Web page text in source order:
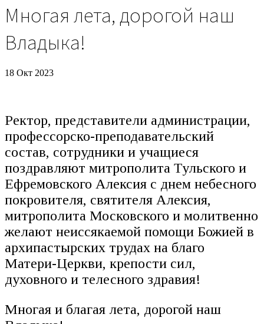
Многая лета, дорогой наш
Владыка!
18 Окт 2023
Ректор, представители администрации,
профессорско-преподавательский
состав, сотрудники и учащиеся
поздравляют митрополита Тульского и
Ефремовского Алексия с днем небесного
покровителя, святителя Алексия,
митрополита Московского и молитвенно
желают неиссякаемой помощи Божией в
архипастырских трудах на благо
Матери-Церкви, крепости сил,
духовного и телесного здравия!
Многая и благая лета, дорогой наш